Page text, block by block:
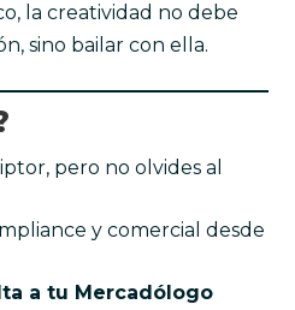
la creatividad no debe
sino bailar con ella.
pero no olvides al
y comercial desde
a tu Mercadólogo